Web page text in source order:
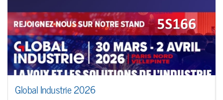
Global Industrie 2026